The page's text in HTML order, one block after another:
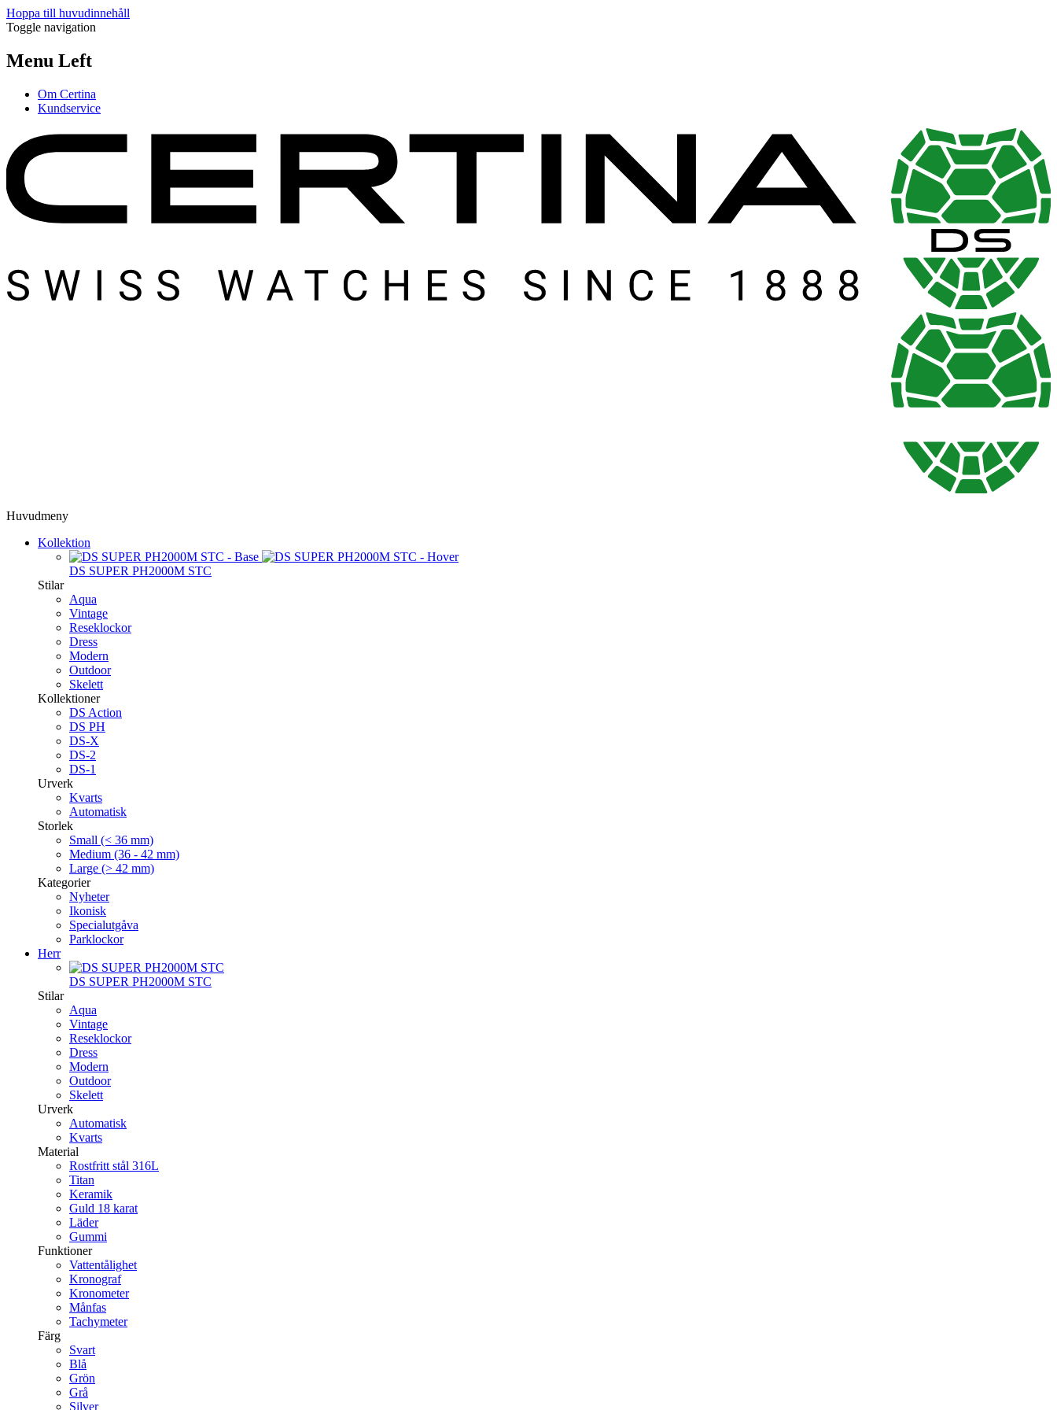
Hoppa till huvudinnehåll
Toggle navigation
Menu Left
Om Certina
Kundservice
Huvudmeny
Kollektion
DS SUPER PH2000M STC
Stilar
Aqua
Vintage
Reseklockor
Dress
Modern
Outdoor
Skelett
Kollektioner
DS Action
DS PH
DS-X
DS-2
DS-1
Urverk
Kvarts
Automatisk
Storlek
Small (< 36 mm)
Medium (36 - 42 mm)
Large (> 42 mm)
Kategorier
Nyheter
Ikonisk
Specialutgåva
Parklockor
Herr
DS SUPER PH2000M STC
Stilar
Aqua
Vintage
Reseklockor
Dress
Modern
Outdoor
Skelett
Urverk
Automatisk
Kvarts
Material
Rostfritt stål 316L
Titan
Keramik
Guld 18 karat
Läder
Gummi
Funktioner
Vattentålighet
Kronograf
Kronometer
Månfas
Tachymeter
Färg
Svart
Blå
Grön
Grå
Silver